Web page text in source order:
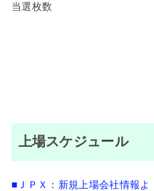
当選枚数
上場スケジュール
■ＪＰＸ：新規上場会社情報よ